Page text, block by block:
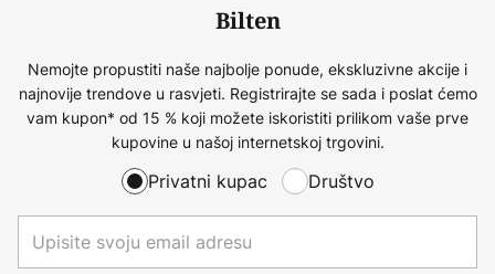
Bilten
Nemojte propustiti naše najbolje ponude, ekskluzivne akcije i
najnovije trendove u rasvjeti. Registrirajte se sada i poslat ćemo
vam kupon* od 15 % koji možete iskoristiti prilikom vaše prve
kupovine u našoj internetskoj trgovini.
Privatni kupac Društvo